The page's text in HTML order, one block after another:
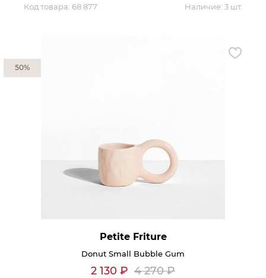
Код товара: 68 877 Наличие: 3 шт.
Petite Friture
Donut Small Bubble Gum
2 130 ₽ 4 270₽
50%